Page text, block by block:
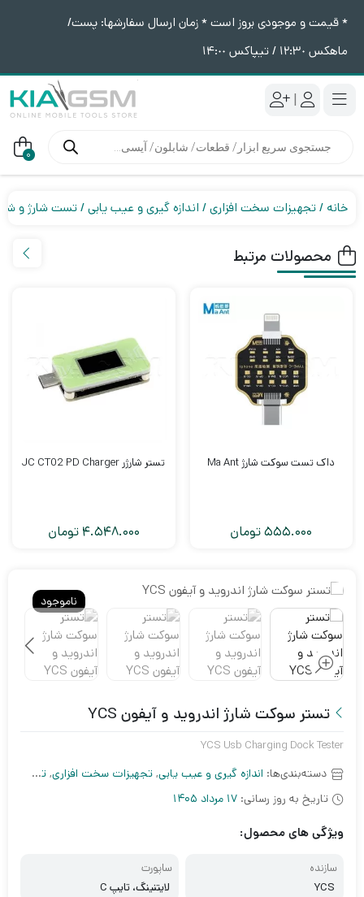
* قیمت و موجودی بروز است * زمان ارسال سفارشها: پست/
ماهکس ١٢:٣٠ / تیپاکس ١۴:٠٠
|
محصولات 0
خانه تجهیزات سخت افزاری اندازه گیری و عیب یابی تست شارژ و
محصولات مرتبط
داک تست سوکت شارژ Ma Ant
555.000تومان
تستر شارژر JC CT02 PD Charger
4.548.000 تومان
ناموجود
تستر سوکت شارژ اندروید و آیفون YCS
YCS Usb Charging Dock Tester
دسته‌بندی‌ها: اندازه گیری و عیب یابی, تجهیزات سخت افزاری, تست شارژ و شوکر باتری
تاریخ به روز رسانی: 17 مرداد 1405
ویژگی های محصول:
سازنده
YCS
ساپورت
لایتنینگ، تایپ C